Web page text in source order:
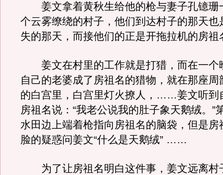
姜文拿着黄秋生给他的枪与妻子孔镱珊
个云雾缭绕的村子，他们到达村子的那天也
失的那天，而接他们的正是开拖拉机的房
姜文在村里的工作就是打猎，而在一个
自己的老婆成了房祖名的猎物，就在那座周
的白宫里，白宫里灯火撩人，……姜文听到
房祖名说：“我老公说我的肚子象天鹅绒。”
水田边上端着枪指向房祖名的脑袋，但是房
脸的疑惑问姜文“什么是天鹅绒” ……
为了让房祖名明白这件事，姜文远离村